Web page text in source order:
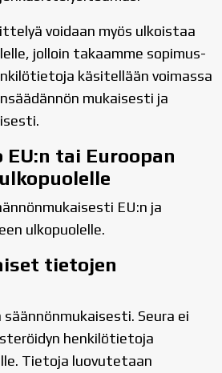
voidaan myös ulkoistaa
jolloin takaamme sopimus-
käsitellään voimassa
mukaisesti ja
tai Euroopan
EU:n ja
ulkopuolelle.
tietojen
Seura ei
henkilötietoja
Tietoja luovutetaan